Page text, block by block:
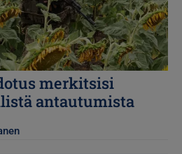
merkitsisi
antautumista